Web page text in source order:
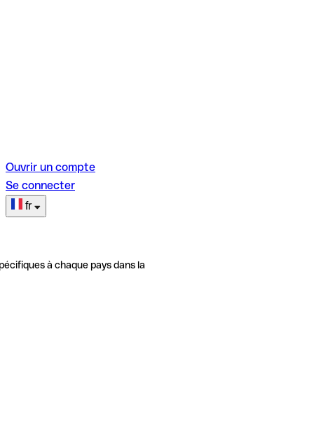
Ouvrir un compte
Se connecter
fr
à chaque pays dans la